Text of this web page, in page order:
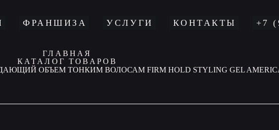
ФРАНШИЗА УСЛУГИ КОНТАКТЫ +7
ГЛАВНАЯ
КАТАЛОГ ТОВАРОВ
ОБЪЕМ ТОНКИМ ВОЛОСАМ FIRM HOLD STYLING GEL